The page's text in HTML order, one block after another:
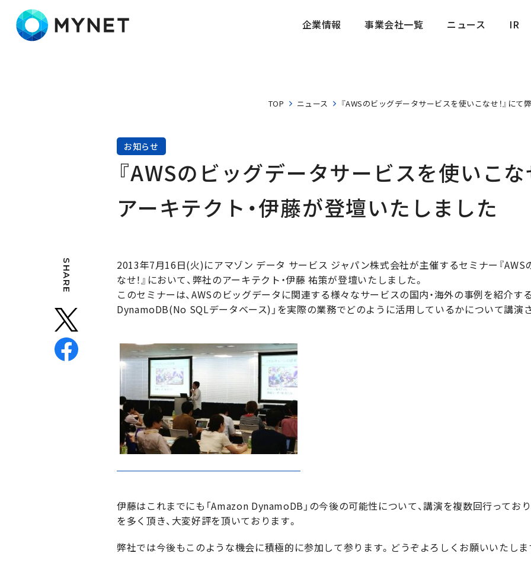
企業情報
事業会社一覧
ニュース
IR
TOP ニュース 『AWSのビッグデータサービスを使いこなせ！』に
お知らせ
『AWSのビッグデータサービスを使いこな
アーキテクト・伊藤が登壇いたしました
SHARE
2013年7月16日(火)にアマゾン データ サービス ジャパン株式会社が主催するセミナー『
なせ！』において、弊社のアーキテクト・伊藤 祐策が登壇いたしました。
このセミナーは、AWSのビッグデータに関連する様々なサービスの国内・海外の事例を紹介す
DynamoDB(No SQLデータベース)」を実際の業務でどのように活用しているかについて講演
伊藤はこれまでにも「Amazon DynamoDB」の今後の可能性について、講演を複数回行ってお
を多く頂き、大変好評を頂いております。
弊社では今後もこのような機会に積極的に参加して参ります。どうぞよろしくお願いいたしま